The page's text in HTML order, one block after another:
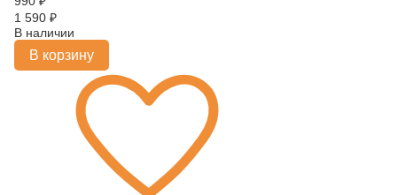
1 590 ₽
В наличии
В корзину